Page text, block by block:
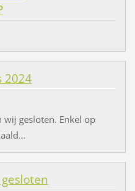
2024
wij gesloten. Enkel op